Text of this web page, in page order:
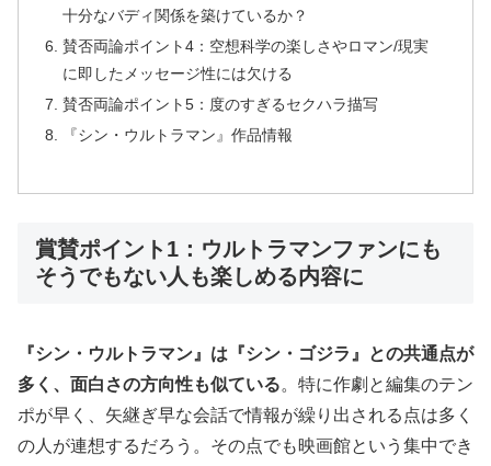
十分なバディ関係を築けているか？
賛否両論ポイント4：空想科学の楽しさやロマン/現実
に即したメッセージ性には欠ける
賛否両論ポイント5：度のすぎるセクハラ描写
『シン・ウルトラマン』作品情報
賞賛ポイント1：ウルトラマンファンにも
そうでもない人も楽しめる内容に
『シン・ウルトラマン』は『シン・ゴジラ』との共通点が
多く、面白さの方向性も似ている。特に作劇と編集のテン
ポが早く、矢継ぎ早な会話で情報が繰り出される点は多く
の人が連想するだろう。その点でも映画館という集中でき